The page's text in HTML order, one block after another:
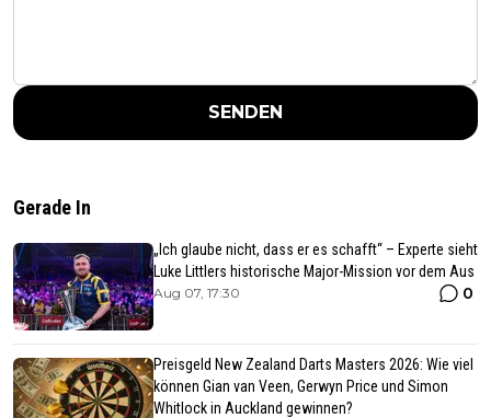
SENDEN
Gerade In
„Ich glaube nicht, dass er es schafft“ – Experte sieht
Luke Littlers historische Major-Mission vor dem Aus
Aug 07, 17:30 0
Preisgeld New Zealand Darts Masters 2026: Wie viel
können Gian van Veen, Gerwyn Price und Simon
Whitlock in Auckland gewinnen?